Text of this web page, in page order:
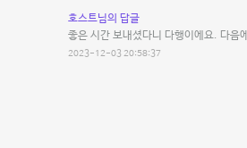
호스트님의 답글
좋은 시간 보내셨다니 다행이에요. 다음
2023-12-03 20:58:37